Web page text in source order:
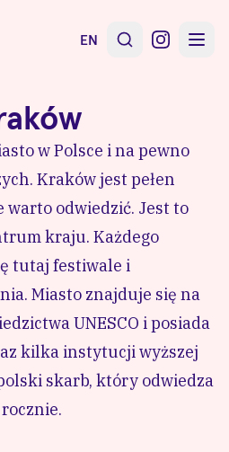
EN
w Polsce i na pewno
Kraków jest pełen
odwiedzić. Jest to
kraju. Każdego
tutaj festiwale i
Miasto znajduje się na
UNESCO i posiada
kilka instytucji wyższej
skarb, który odwiedza